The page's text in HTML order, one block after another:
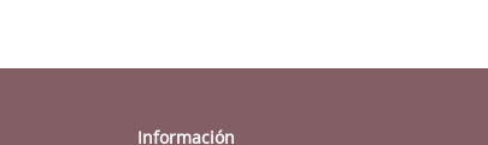
Información